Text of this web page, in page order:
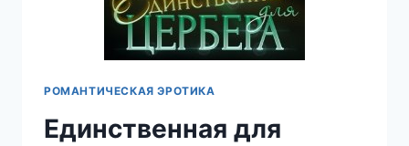
РОМАНТИЧЕСКАЯ ЭРОТИКА
Единственная для